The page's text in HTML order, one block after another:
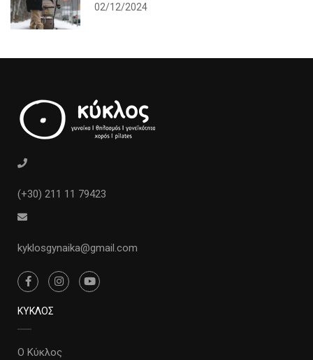
02/12/2024
(+30) 211 11 79423
kyklosgynaika@gmail.com
ΚΥΚΛΟΣ
Ο Κύκλος